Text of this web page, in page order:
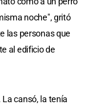
noche", gritó
las personas que
al edificio de
cansó, la tenía